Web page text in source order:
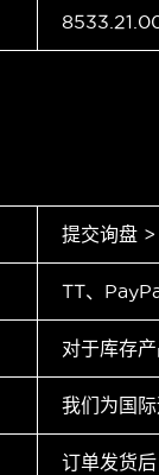
提交询盘
TT、
对于库存
我们为国
订单发货